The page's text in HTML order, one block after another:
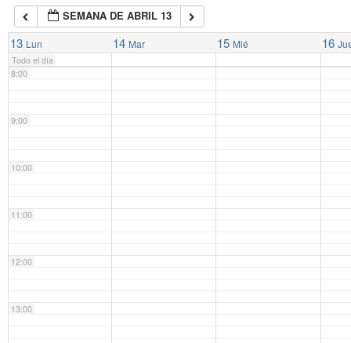
SEMANA DE ABRIL 13
13 Lun 14 Mar 15 Mié 16
Todo el día
7:00
8:00
9:00
10:00
11:00
12:00
13:00